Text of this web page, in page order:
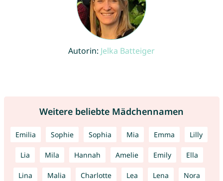
Autorin: Jelka Batteiger
Weitere beliebte Mädchennamen
Emilia Sophie Sophia Mia Emma Lilly
Lia Mila Hannah Amelie Emily Ella
Lina Malia Charlotte Lea Lena Nora